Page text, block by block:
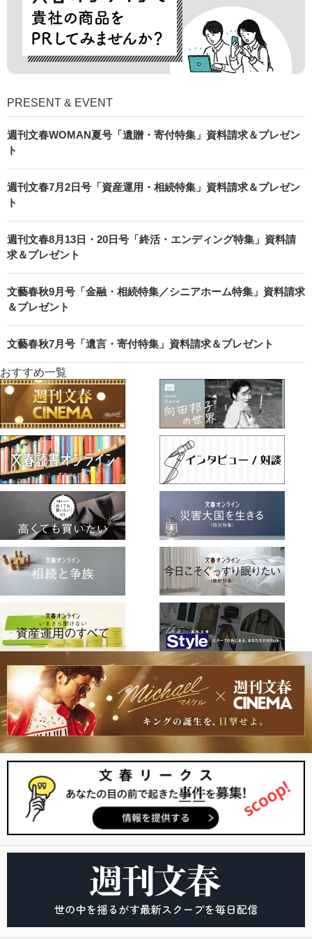
PRESENT & EVENT
週刊文春WOMAN夏号「遺贈・寄付特集」資料請求＆プレゼン
ト
週刊文春7月2日号「資産運用・相続特集」資料請求＆プレゼン
ト
週刊文春8月13日・20日号「終活・エンディング特集」資料請
求＆プレゼント
文藝春秋9月号「金融・相続特集／シニアホーム特集」資料請求
＆プレゼント
文藝春秋7月号「遺言・寄付特集」資料請求＆プレゼント
おすすめ一覧